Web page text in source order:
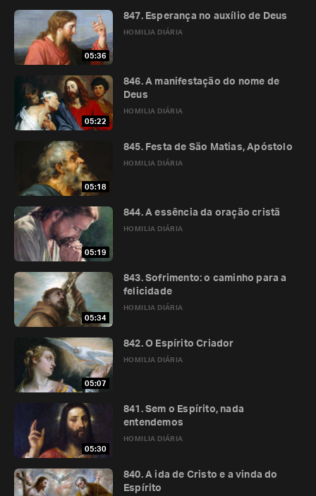
05:36
HOMILIA DIÁRIA
847. Esperança no auxílio de Deus
05:22
HOMILIA DIÁRIA
846. A manifestação do nome de
Deus
05:18
HOMILIA DIÁRIA
845. Festa de São Matias, Apóstolo
05:19
HOMILIA DIÁRIA
844. A essência da oração cristã
05:34
HOMILIA DIÁRIA
843. Sofrimento: o caminho para a
felicidade
05:07
HOMILIA DIÁRIA
842. O Espírito Criador
05:30
HOMILIA DIÁRIA
841. Sem o Espírito, nada
entendemos
840. A ida de Cristo e a vinda do
Espírito